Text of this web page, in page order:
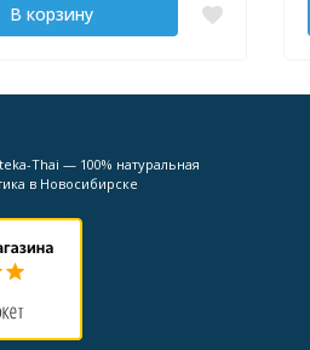
В корзину
Thai — 100% натуральная
в Новосибирске